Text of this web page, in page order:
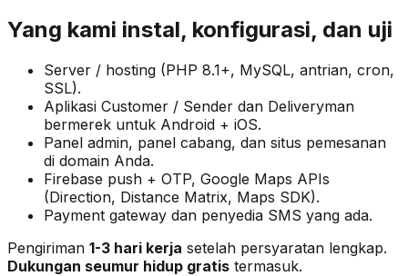
Yang kami instal, konfigurasi, dan uji
Server / hosting (PHP 8.1+, MySQL, antrian, cron,
SSL).
Aplikasi Customer / Sender dan Deliveryman
bermerek untuk Android + iOS.
Panel admin, panel cabang, dan situs pemesanan
di domain Anda.
Firebase push + OTP, Google Maps APIs
(Direction, Distance Matrix, Maps SDK).
Payment gateway dan penyedia SMS yang ada.
Pengiriman 1-3 hari kerja setelah persyaratan lengkap.
Dukungan seumur hidup gratis termasuk.